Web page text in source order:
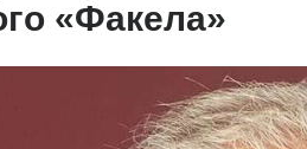
«Факела»